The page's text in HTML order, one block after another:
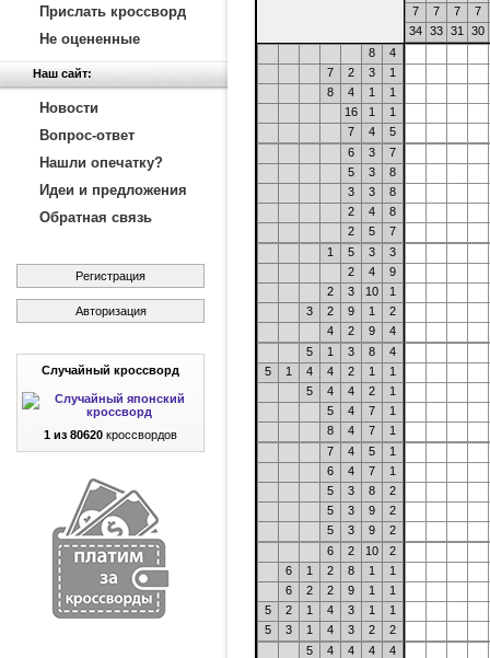
Прислать кроссворд
Не оцененные
Наш сайт:
Новости
Вопрос-ответ
Нашли опечатку?
Идеи и предложения
Обратная связь
Регистрация
Авторизация
Случайный кроссворд
1 из 80620 кроссвордов
7 7 7
7
34 33 31
30
8
4
7
2 3
1
8
4 1
1
16
1
1
7
4
5
6
3
7
5
3
8
3
3
8
2
4
8
2
5
7
1
5 3
3
2
4
9
2
3 10
1
3
2 9 1
2
4
2 9
4
5
1 3 8
4
5
1 4 4 2 1
1
5
4 4 2
1
5
4 7
1
8
4 7
1
7
4 5
1
6
4 7
1
5
3 8
2
5
3 9
2
5
3 9
2
6
2 10
2
6
1 2 8 1
1
6
2 2 9 1
1
5
2 1 4 3 1
1
5
3 1 4 3 2
2
5
4 4 4
4